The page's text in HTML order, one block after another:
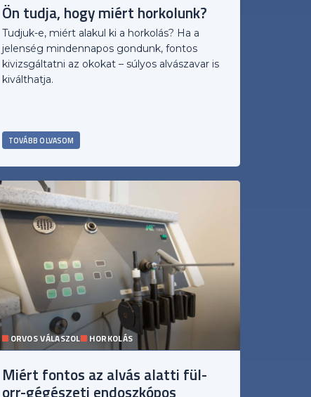
Ön tudja, hogy miért horkolunk?
Tudjuk-e, miért alakul ki a horkolás? Ha a
jelenség mindennapos gondunk, fontos
kivizsgáltatni az okokat – súlyos alvászavar is
kiválthatja.
TOVÁBB OLVASOM
ORVOS VÁLASZOL HORKOLÁS
Miért fontos az alvás alatti fül-
orr-gégészeti endoszkópos